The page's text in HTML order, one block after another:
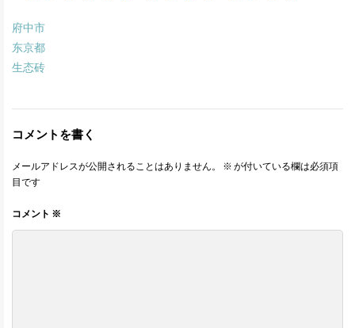
府中市
东京都
生态砖
コメントを書く
メールアドレスが公開されることはありません。 ※ が付いている欄は必須項
目です
コメント ※